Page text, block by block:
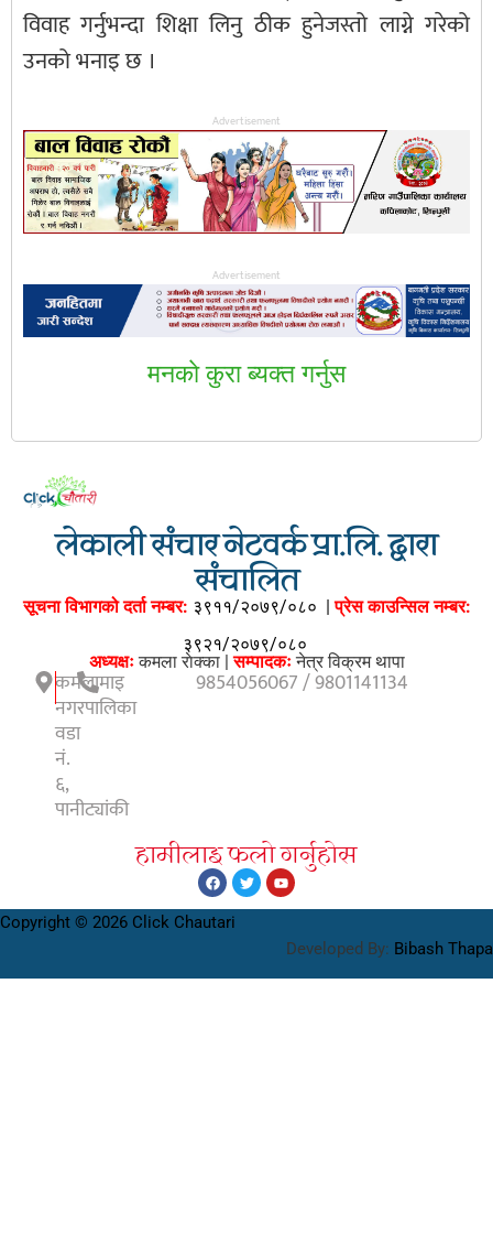
विवाह गर्नुभन्दा शिक्षा लिनु ठीक हुनेजस्तो लाग्ने गरेको
उनको भनाइ छ ।
Advertisement
Advertisement
मनकाे कुरा ब्यक्त गर्नुस
लेकाली संचार नेटवर्क प्रा.लि. द्वारा
संचालित
सूचना विभागको दर्ता नम्बर: ३९११/२०७९/०८० |प्रेस काउन्सिल नम्बर:
३९२१/२०७९/०८०
अध्यक्षःकमला राेक्का |सम्पादकःनेत्र विक्रम थापा
कमलामाइ
नगरपालिका
वडा
नं.
६,
पानीट्यांकी
9854056067 / 9801141134
हामीलाइ फलाे गर्नुहाेस
Copyright © 2026 Click Chautari
Developed By: Bibash Thapa